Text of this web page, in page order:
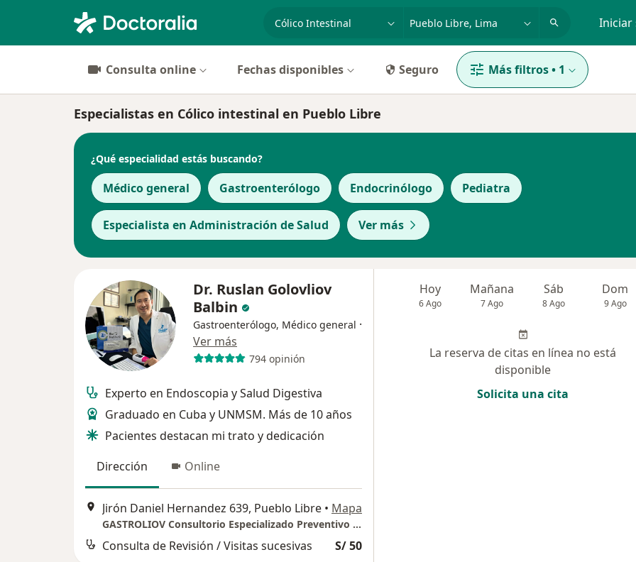
especialidad, enfermedad o nombre Iniciar
Consulta online Fechas disponibles Seguro Más filtros• 1
Especialistas en Cólico intestinal en Pueblo Libre
¿Qué especialidad estás buscando?
Médico general Gastroenterólogo Endocrinólogo Pediatra
Especialista en Administración de Salud Ver más
Dr. Ruslan Golovliov
Balbin
Gastroenterólogo, Médico general ·
Ver más
794 opinión
Experto en Endoscopia y Salud Digestiva
Graduado en Cuba y UNMSM. Más de 10 años
Pacientes destacan mi trato y dedicación
Dirección
Online
Jirón Daniel Hernandez 639, Pueblo Libre • Mapa
GASTROLIOV Consultorio Especializado Preventivo Gastroenterologico
Consulta de Revisión / Visitas sucesivas S/ 50
Hoy
6 Ago
Mañana
7 Ago
Sáb
8 Ago
Dom
9 Ago
La reserva de citas en línea no está
disponible
Solicita una cita